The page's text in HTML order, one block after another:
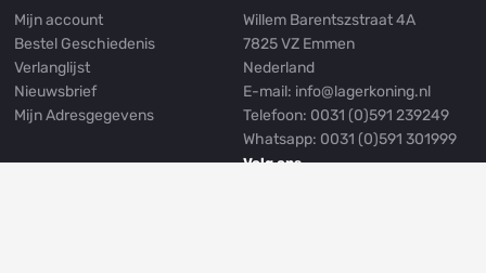
Mijn account
Bestel Geschiedenis
Verlanglijst
Nieuwsbrief
Mijn Adresgegevens
Willem Barentszstraat 4A
7825 VZ Emmen
Nederland
E-mail: info@lagerkoning.nl
Telefoon: 0031 (0)591 239249
Whatsapp: 0031 (0)591 301999
Volg ons